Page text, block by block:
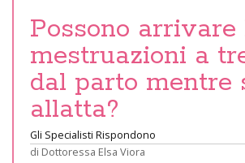
Possono arrivare
mestruazioni a
dal parto mentre
allatta?
Gli Specialisti Rispondono
di Dottoressa Elsa Viora